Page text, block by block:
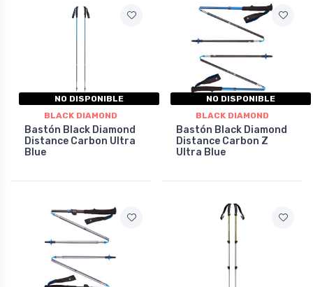
NO DISPONIBLE
BLACK DIAMOND
Bastón Black Diamond
Distance Carbon Ultra
Blue
NO DISPONIBLE
BLACK DIAMOND
Bastón Black Diamond
Distance Carbon Z
Ultra Blue